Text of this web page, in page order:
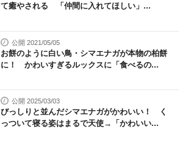
て癒やされる 「仲間に入れてほしい」...
公開 2021/05/05
お餅のように白い鳥・シマエナガが本物の柏餅
に！ かわいすぎるルックスに「食べるの...
公開 2025/03/03
びっしりと並んだシマエナガがかわいい！ く
っついて寝る姿はまるで天使→「かわいい...